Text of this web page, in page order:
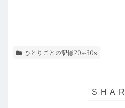
ひとりごとの記憶20s-30s